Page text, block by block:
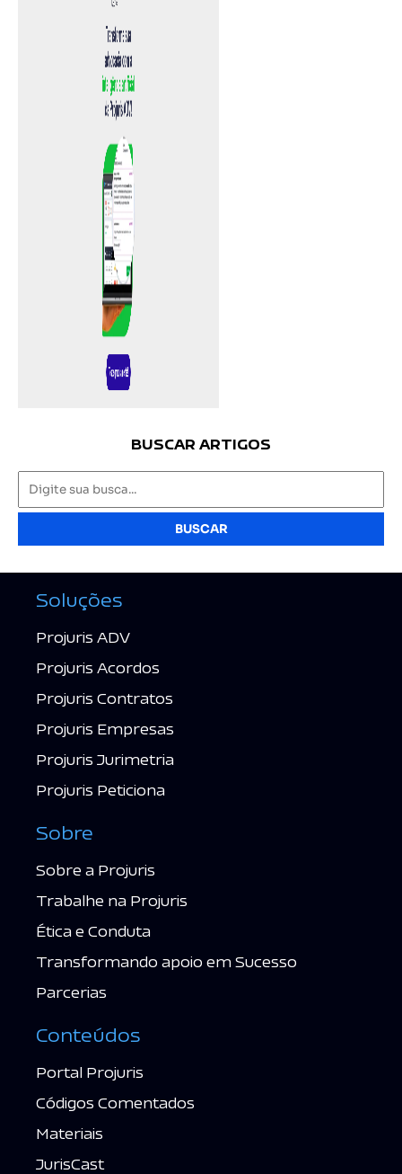
BUSCAR ARTIGOS
BUSCAR
Soluções
Projuris ADV
Projuris Acordos
Projuris Contratos
Projuris Empresas
Projuris Jurimetria
Projuris Peticiona
Sobre
Sobre a Projuris
Trabalhe na Projuris
Ética e Conduta
Transformando apoio em Sucesso
Parcerias
Conteúdos
Portal Projuris
Códigos Comentados
Materiais
JurisCast